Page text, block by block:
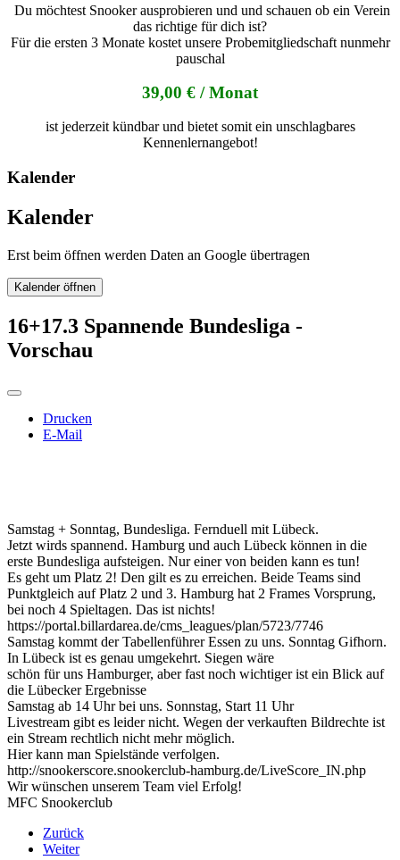
Du möchtest Snooker ausprobieren und und schauen ob ein Verein
das richtige für dich ist?
Für die ersten 3 Monate kostet unsere Probemitgliedschaft nunmehr
pauschal
39,00 € / Monat
ist jederzeit kündbar und bietet somit ein unschlagbares
Kennenlernangebot!
Kalender
Kalender
Erst beim öffnen werden Daten an Google übertragen
Kalender öffnen
16+17.3 Spannende Bundesliga -
Vorschau
Drucken
E-Mail
Samstag + Sonntag, Bundesliga. Fernduell mit Lübeck.
Jetzt wirds spannend. Hamburg und auch Lübeck können in die
erste Bundesliga aufsteigen. Nur einer von beiden kann es tun!
Es geht um Platz 2! Den gilt es zu erreichen. Beide Teams sind
Punktgleich auf Platz 2 und 3. Hamburg hat 2 Frames Vorsprung,
bei noch 4 Spieltagen. Das ist nichts!
https://portal.billardarea.de/cms_leagues/plan/5723/7746
Samstag kommt der Tabellenführer Essen zu uns. Sonntag Gifhorn.
In Lübeck ist es genau umgekehrt. Siegen wäre
schön für uns Hamburger, aber fast noch wichtiger ist ein Blick auf
die Lübecker Ergebnisse
Samstag ab 14 Uhr bei uns. Sonnstag, Start 11 Uhr
Livestream gibt es leider nicht. Wegen der verkauften Bildrechte ist
ein Stream rechtlich nicht mehr möglich.
Hier kann man Spielstände verfolgen.
http://snookerscore.snookerclub-hamburg.de/LiveScore_IN.php
Wir wünschen unserem Team viel Erfolg!
MFC Snookerclub
Zurück
Weiter